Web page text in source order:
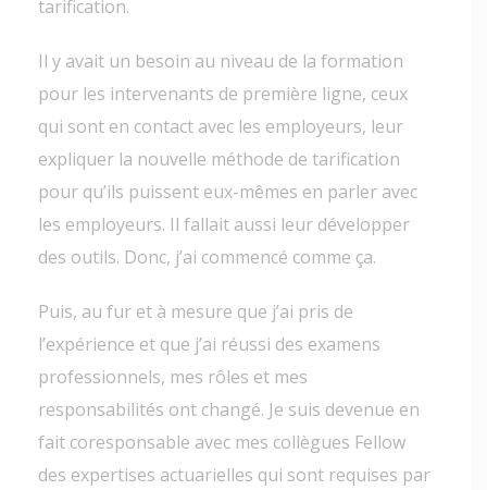
tarification.
Il y avait un besoin au niveau de la formation
pour les intervenants de première ligne, ceux
qui sont en contact avec les employeurs, leur
expliquer la nouvelle méthode de tarification
pour qu’ils puissent eux-mêmes en parler avec
les employeurs. Il fallait aussi leur développer
des outils. Donc, j’ai commencé comme ça.
Puis, au fur et à mesure que j’ai pris de
l’expérience et que j’ai réussi des examens
professionnels, mes rôles et mes
responsabilités ont changé. Je suis devenue en
fait coresponsable avec mes collègues Fellow
des expertises actuarielles qui sont requises par